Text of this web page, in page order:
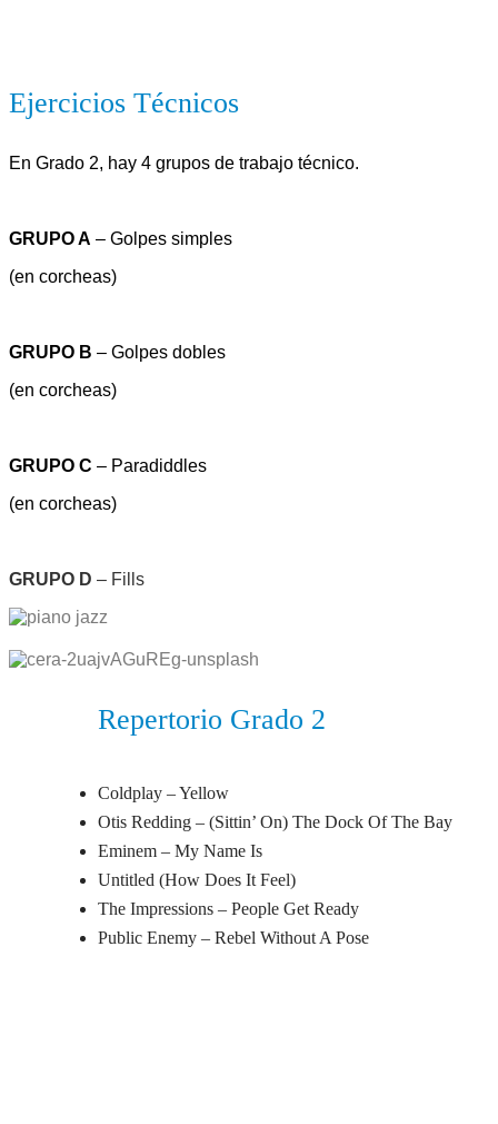
Ejercicios Técnicos
En Grado 2, hay 4 grupos de trabajo técnico.
GRUPO A – Golpes simples
(en corcheas)
GRUPO B – Golpes dobles
(en corcheas)
GRUPO C – Paradiddles
(en corcheas)
GRUPO D – Fills
Repertorio Grado 2
Coldplay – Yellow
Otis Redding – (Sittin’ On) The Dock Of The Bay
Eminem – My Name Is
Untitled (How Does It Feel)
The Impressions – People Get Ready
Public Enemy – Rebel Without A Pose